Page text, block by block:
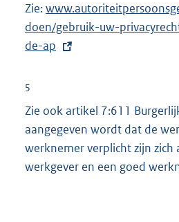
:
e
l
i
Zie:E
x
t
l
n
doen/gebruik-uw-
de-ap
5
Zie ook artikel 7:611
aangegeven wordt dat de
werknemer verplicht zijn zich
werkgever en een goed